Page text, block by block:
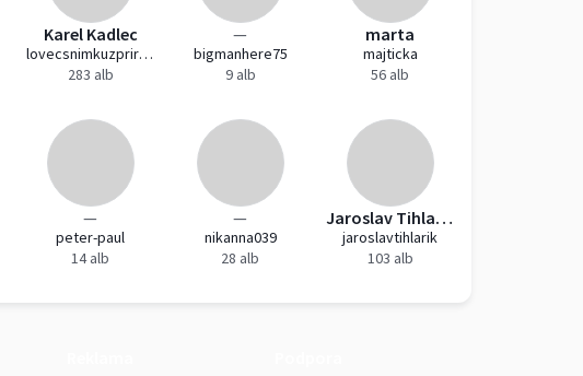
Karel Kadlec
lovecsnimkuzprirody
283 alb
—
bigmanhere75
9 alb
marta
majticka
56 alb
—
peter-paul
14 alb
—
nikanna039
28 alb
Jaroslav Tihlařík
jaroslavtihlarik
103 alb